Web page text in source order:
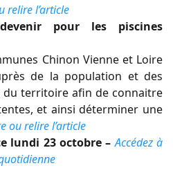
relire l’article
pour les piscines
Chinon Vienne et Loire
de la population et des
du territoire afin de connaitre
et ainsi déterminer une
ou relire l’article
lundi 23 octobre – Accédez à